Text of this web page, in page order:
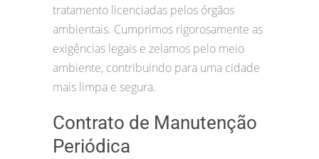
tratamento licenciadas pelos órgãos
ambientais. Cumprimos rigorosamente as
exigências legais e zelamos pelo meio
ambiente, contribuindo para uma cidade
mais limpa e segura.
Contrato de Manutenção
Periódica